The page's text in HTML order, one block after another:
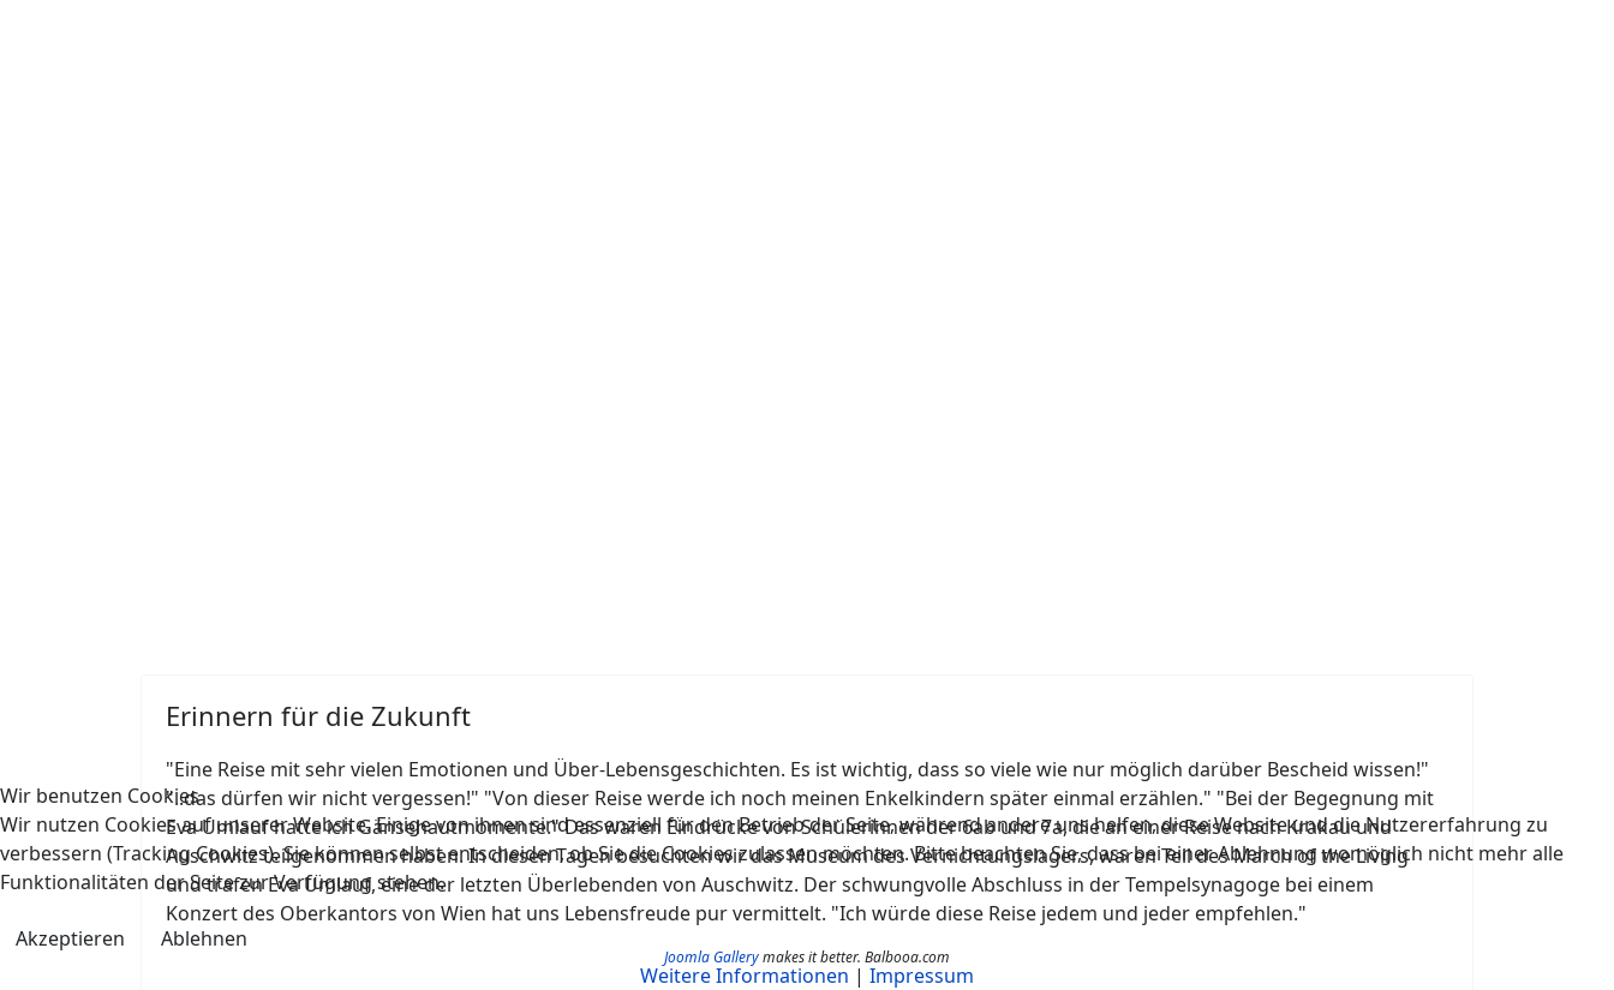
Erinnern für die Zukunft
"Eine Reise mit sehr vielen Emotionen und Über-Lebensgeschichten. Es ist wichtig, dass so viele wie nur möglich darüber Bescheid wissen!"
"..das dürfen wir nicht vergessen!" "Von dieser Reise werde ich noch meinen Enkelkindern später einmal erzählen." "Bei der Begegnung mit
Eva Umlauf hatte ich Gänsehautmomente." Das waren Eindrücke von Schülerinnen der 6ab und 7a, die an einer Reise nach Krakau und
Auschwitz teilgenommen haben. In diesen Tagen besuchten wir das Museum des Vernichtungslagers, waren Teil des March of the Living
und trafen Eva Umlauf, eine der letzten Überlebenden von Auschwitz. Der schwungvolle Abschluss in der Tempelsynagoge bei einem
Konzert des Oberkantors von Wien hat uns Lebensfreude pur vermittelt. "Ich würde diese Reise jedem und jeder empfehlen."
Joomla Gallerymakes it better. Balbooa.com
Wir benutzen Cookies
Wir nutzen Cookies auf unserer Website. Einige von ihnen sind essenziell für den Betrieb der Seite, während andere uns helfen, diese Website und die Nutzererfahrung zu
verbessern (Tracking Cookies). Sie können selbst entscheiden, ob Sie die Cookies zulassen möchten. Bitte beachten Sie, dass bei einer Ablehnung womöglich nicht mehr alle
Funktionalitäten der Seite zur Verfügung stehen.
Akzeptieren
Ablehnen
Weitere Informationen | Impressum